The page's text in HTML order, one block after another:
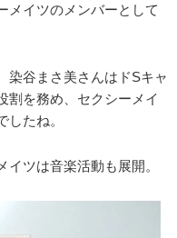
メイツのメンバーとして
染谷まさ美さんはドSキャ
割を務め、セクシーメイ
たね。
ツは音楽活動も展開。